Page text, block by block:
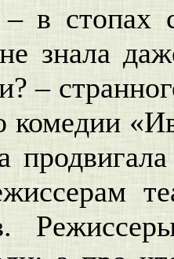
– в стопах
знала
–
комедии